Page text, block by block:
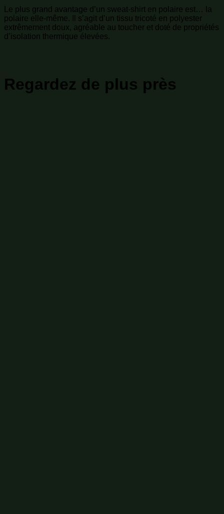
Le plus grand avantage d’un sweat-shirt en polaire est… la
polaire elle-même. Il s’agit d’un tissu tricoté en polyester
extrêmement doux, agréable au toucher et doté de propriétés
d’isolation thermique élevées.
Regardez de plus près